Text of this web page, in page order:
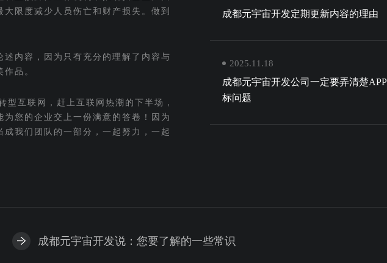
限度减少人员伤亡和财产损失。做到
内容，因为只有充分的理解了内容与
品。
互联网，赶上互联网热潮的下半场，
您的企业交上一份满意的答卷！因为
我们团队的一部分，一起努力，一起
成都元宇宙开发定期更新内容的理由
2025.11.18
成都元宇宙开发公司一定要弄清楚
标问题
成都元宇宙开发说：您要了解的一些常识